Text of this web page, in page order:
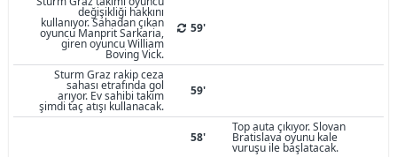
değişikliği hakkını
kullanıyor. Sahadan çıkan
oyuncu Manprit Sarkaria,
giren oyuncu William
Boving Vick.
59'
Sturm Graz rakip ceza
sahası etrafında gol
arıyor. Ev sahibi takım
şimdi taç atışı kullanacak.
59'
58'
Top auta çıkıyor. Slovan
Bratislava oyunu kale
vuruşu ile başlatacak.